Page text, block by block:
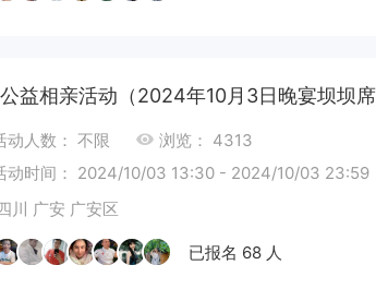
益相亲活动（2024年10月3日晚宴坝坝席
动人数： 不限
浏览： 4313
动时间： 2024/10/03 13:30 - 2024/10/03 23:59
川 广安 广安区
已报名 68 人